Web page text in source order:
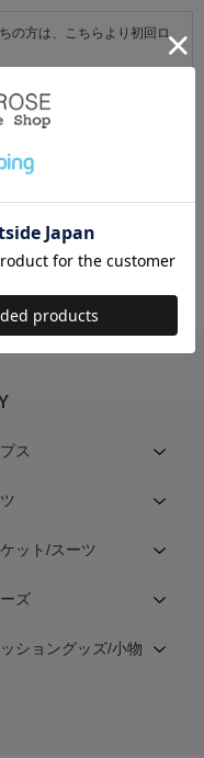
の方は、こちらより初回ロ
を行ってください。
ス
ット/スーツ
ズ
ショングッズ/小物